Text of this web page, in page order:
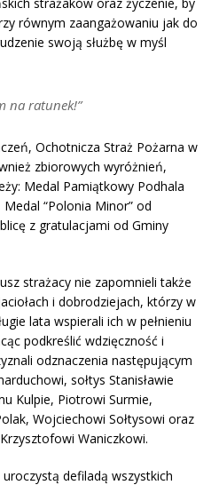
równym zaangażowaniu jak do
swoją służbę w myśl
na ratunek!”
Ochotnicza Straż Pożarna w
zbiorowych wyróżnień,
Medal Pamiątkowy Podhala
“Polonia Minor” od
z gratulacjami od Gminy
strażacy nie zapomnieli także
i dobrodziejach, którzy w
lata wspierali ich w pełnieniu
podkreślić wdzięczność i
odznaczenia następującym
sołtys Stanisławie
Kulpie, Piotrowi Surmie,
Wojciechowi Sołtysowi oraz
Waniczkowi.
defiladą wszystkich